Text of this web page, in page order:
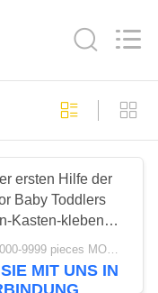
138
ersten Hilfe der
Baby Toddlers
Kasten-klebender
12.9cm
MIT UNS IN